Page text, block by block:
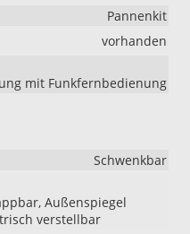
Pannenkit
vorhanden
mit Funkfernbedienung
Schwenkbar
Außenspiegel
verstellbar